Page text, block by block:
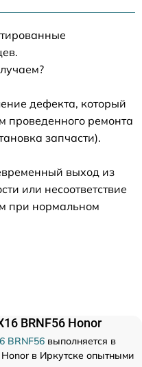
дефекта, который
проведенного ремонта
запчасти).
выход из
или несоответствие
при нормальном
BRNF56 Honor
BRNF56 выполняется в
в Иркутске опытными